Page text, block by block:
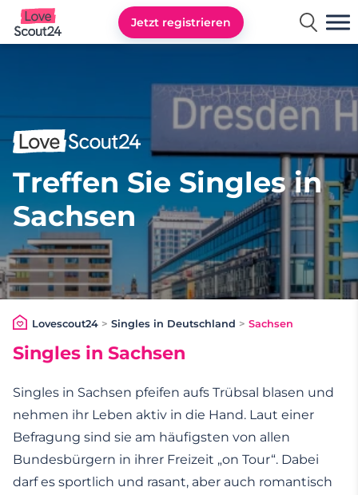
Lovescout24
Jetzt registrieren
Treffen Sie Singles in
Sachsen
Lovescout24> Singles in Deutschland > Sachsen
Singles in Sachsen
Singles in Sachsen pfeifen aufs Trübsal blasen und
nehmen ihr Leben aktiv in die Hand. Laut einer
Befragung sind sie am häufigsten von allen
Bundesbürgern in ihrer Freizeit „on Tour“. Dabei
darf es sportlich und rasant, aber auch romantisch